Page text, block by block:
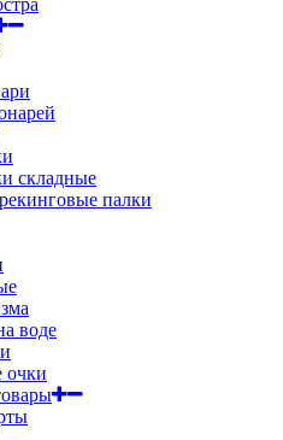
складные
палки
воде
очки